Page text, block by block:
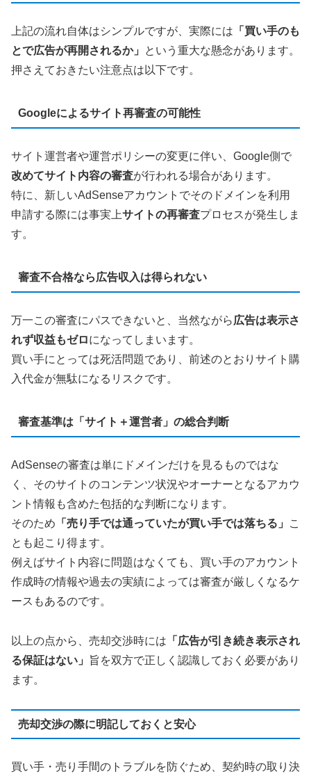
上記の流れ自体はシンプルですが、実際には 「買い手のも
とで広告が再開されるか」
という重大な懸念があります。
押さえておきたい注意点は以下です。
Googleによるサイト再審査の可能性
サイト運営者や運営ポリシーの変更に伴い、Google側で
改めてサイト内容の審査が行われる場合があります。
特に、新しいAdSenseアカウントでそのドメインを利用
申請する際には事実上サイトの再審査プロセスが発生しま
す。
審査不合格なら広告収入は得られない
万一この審査にパスできないと、当然ながら広告は表示さ
れず収益もゼロになってしまいます。
買い手にとっては死活問題であり、前述のとおりサイト購
入代金が無駄になるリスクです。
審査基準は「サイト＋運営者」の総合判断
AdSenseの審査は単にドメインだけを見るものではな
く、そのサイトのコンテンツ状況やオーナーとなるアカウ
ント情報も含めた包括的な判断になります。
そのため 「売り手では通っていたが買い手では落ちる」
こ
とも起こり得ます。
例えばサイト内容に問題はなくても、買い手のアカウント
作成時の情報や過去の実績によっては審査が厳しくなるケ
ースもあるのです。
以上の点から、売却交渉時には 「広告が引き続き表示され
る保証はない」
旨を双方で正しく認識しておく必要があり
ます。
売却交渉の際に明記しておくと安心
買い手・売り手間のトラブルを防ぐため、契約時の取り決